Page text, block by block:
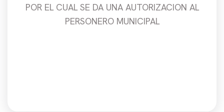
POR EL CUAL SE DA UNA AUTORIZACION AL
PERSONERO MUNICIPAL